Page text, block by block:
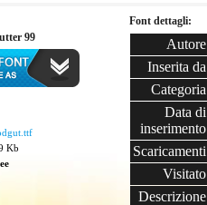
99
Kb
Font dettagli:
Autore
Inserita da
Categoria
Data di
inserimento
Scaricamenti
Visitato
Descrizione